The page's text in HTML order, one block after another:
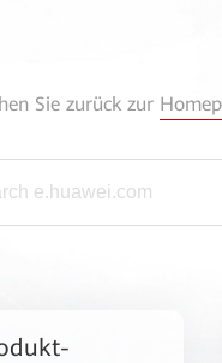
Sie zurück zur